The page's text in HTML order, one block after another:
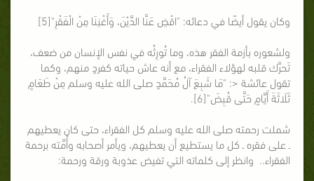
وكان يقول أيضًا في دعائه: "اقْضِ عَنَّا الدَّيْنَ، وَأَغْنِنَا مِنْ الْفَقْرِ"[5]
ولشعوره بأزمة الفقر هذه، وما تُورِثُه في نفس الإنسان من ضعف،
تَحرَّك قلبه لهؤلاء الفقراء، مع أنه عاش حياته كفردٍ منهم، وكما
تقول عائشة <: "مَا شَبِعَ آلُ مُحَمَّدٍ صلى الله عليه وسلم مِنْ طَعَامٍ
ثَلَاثَةَ أَيَّامٍ حَتَّى قُبِضَ"[6].
شملت رحمته صلى الله عليه وسلم كل الفقراء، حتى كان يعطيهم
ـ على فقره ـ كل ما يستطيع أن يعطيهم، ويأمر أصحابه وأُمَّته برحمة
الفقراء.. وانظر إلى كلماته التي تفيض عذوبة ورقة ورحمة: